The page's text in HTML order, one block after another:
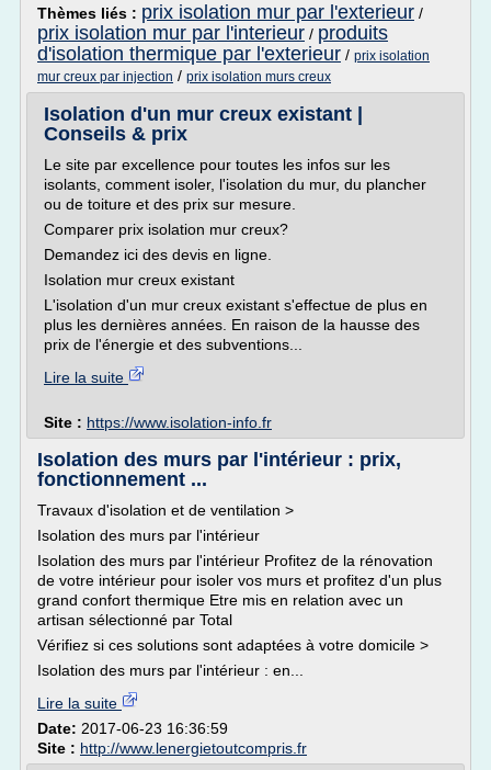
Thèmes liés : prix isolation mur par l'exterieur /
prix isolation mur par l'interieur / produits
d'isolation thermique par l'exterieur / prix isolation
mur creux par injection / prix isolation murs creux
Isolation d'un mur creux existant |
Conseils & prix
Le site par excellence pour toutes les infos sur les
isolants, comment isoler, l'isolation du mur, du plancher
ou de toiture et des prix sur mesure.
Comparer prix isolation mur creux?
Demandez ici des devis en ligne.
Isolation mur creux existant
L'isolation d'un mur creux existant s'effectue de plus en
plus les dernières années. En raison de la hausse des
prix de l'énergie et des subventions...
Lire la suite
Site : https://www.isolation-info.fr
Isolation des murs par l'intérieur : prix,
fonctionnement ...
Travaux d'isolation et de ventilation >
Isolation des murs par l'intérieur
Isolation des murs par l'intérieur Profitez de la rénovation
de votre intérieur pour isoler vos murs et profitez d'un plus
grand confort thermique Etre mis en relation avec un
artisan sélectionné par Total
Vérifiez si ces solutions sont adaptées à votre domicile >
Isolation des murs par l'intérieur : en...
Lire la suite
Date: 2017-06-23 16:36:59
Site : http://www.lenergietoutcompris.fr